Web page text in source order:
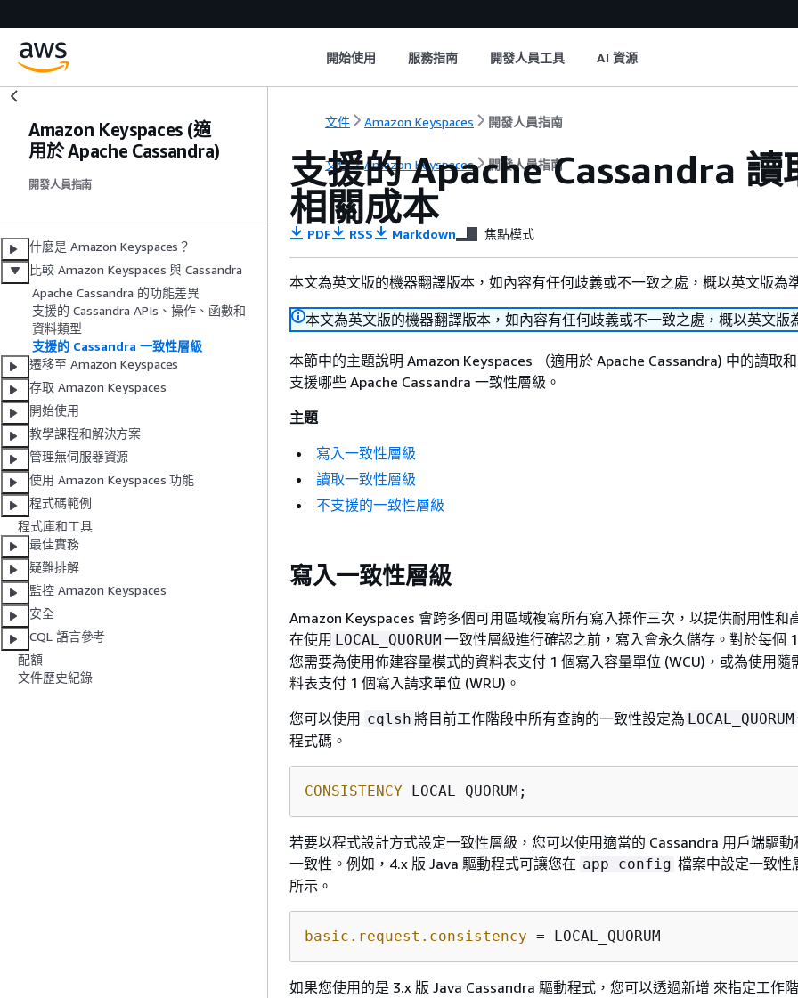
開始使用 服務指南 開發人員工具 AI 資源
Amazon Keyspaces (適
用於 Apache Cassandra)
開發人員指南
什麼是 Amazon Keyspaces？
比較 Amazon Keyspaces 與 Cassandra
Apache Cassandra 的功能差異
支援的 Cassandra APIs、操作、函數和
資料類型
支援的 Cassandra 一致性層級
遷移至 Amazon Keyspaces
存取 Amazon Keyspaces
開始使用
教學課程和解決方案
管理無伺服器資源
使用 Amazon Keyspaces 功能
程式碼範例
程式庫和工具
最佳實務
疑難排解
監控 Amazon Keyspaces
安全
CQL 語言參考
配額
文件歷史紀錄
文件 Amazon Keyspaces 開發人員指南
文件 Amazon Keyspaces 開發人員指南
支援的 Apache Cassandra
相關成本
PDF RSS Markdown 焦點模式
本文為英文版的機器翻譯版本，如內容有任何歧義或不一致之處，概以英文版為
本文為英文版的機器翻譯版本，如內容有任何歧義或不一致之處，概以英文版
本節中的主題說明 Amazon Keyspaces （適用於 Apache Cassandra) 中的讀取
支援哪些 Apache Cassandra 一致性層級。
主題
寫入一致性層級
讀取一致性層級
不支援的一致性層級
寫入一致性層級
Amazon Keyspaces 會跨多個可用區域複寫所有寫入操作三次，以提供耐用性和
在使用 LOCAL_QUORUM 一致性層級進行確認之前，寫入會永久儲存。對於每個 1
您需要為使用佈建容量模式的資料表支付 1 個寫入容量單位 (WCU)，或為使用隨
料表支付 1 個寫入請求單位 (WRU)。
您可以使用 cqlsh 將目前工作階段中所有查詢的一致性設定為 LOCAL_QUORUM
程式碼。
CONSISTENCY LOCAL_QUORUM;
若要以程式設計方式設定一致性層級，您可以使用適當的 Cassandra 用戶端驅動
一致性。例如，4.x 版 Java 驅動程式可讓您在 app config 檔案中設定一致性
所示。
basic.request.consistency = LOCAL_QUORUM
如果您使用的是 3.x 版 Java Cassandra 驅動程式，您可以透過新增 來指定工作